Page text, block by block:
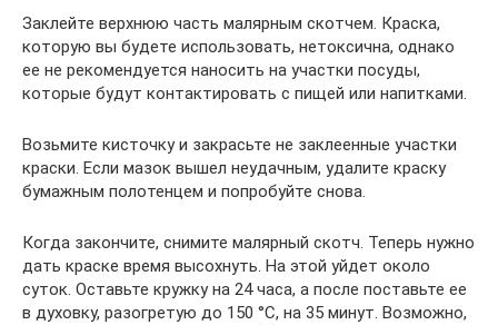
Заклейте верхнюю часть малярным скотчем. Краска,
которую вы будете использовать, нетоксична, однако
ее не рекомендуется наносить на участки посуды,
которые будут контактировать с пищей или напитками.
Возьмите кисточку и закрасьте не заклеенные участки
краски. Если мазок вышел неудачным, удалите краску
бумажным полотенцем и попробуйте снова.
Когда закончите, снимите малярный скотч. Теперь нужно
дать краске время высохнуть. На этой уйдет около
суток. Оставьте кружку на 24 часа, а после поставьте ее
в духовку, разогретую до 150 °С, на 35 минут. Возможно,